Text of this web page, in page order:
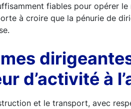
fiables pour opérer
à croire que la pénurie de
d’activité à
et le transport, avec